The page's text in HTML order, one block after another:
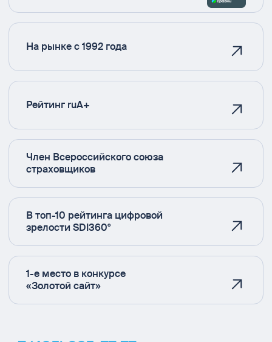
На рынке с 1992 года
Рейтинг ruA+
Член Всероссийского союза
страховщиков
В топ-10 рейтинга цифровой
зрелости SDI360°
1-е место в конкурсе
«Золотой сайт»